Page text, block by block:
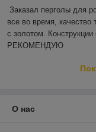
Заказал перголы для
все во время, качество
с золотом. Конструкции
РЕКОМЕНДУЮ
О нас